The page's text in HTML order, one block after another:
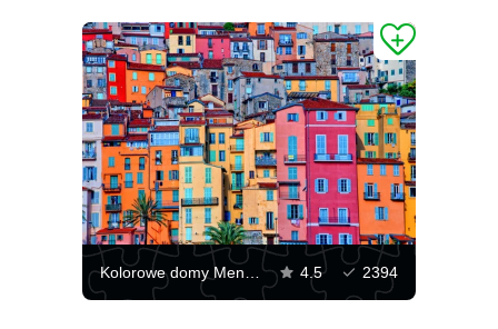
Kolorowe domy Menton 4.5 2394